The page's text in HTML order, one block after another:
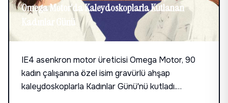
Omega Motor'da Kaleydoskoplarla Kutlanan
Kadınlar Günü
IE4 asenkron motor üreticisi Omega Motor, 90
kadın çalışanına özel isim gravürlü ahşap
kaleydoskoplarla Kadınlar Günü'nü kutladı.